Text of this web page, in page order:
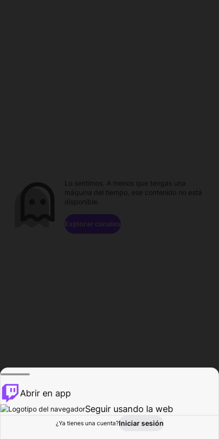
Explorar Actividad
Lo sentimos. A menos que tengas una
máquina del tiempo, ese contenido no está
disponible.
Explorar canales
Abrir en app
Seguir usando la web
¿Ya tienes una cuenta?Iniciar sesión